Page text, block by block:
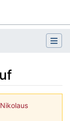
Nikolaus